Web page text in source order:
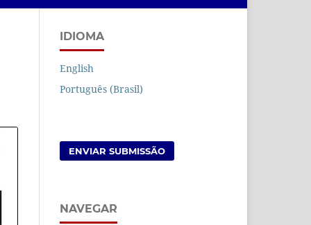
IDIOMA
English
Português (Brasil)
ENVIAR SUBMISSÃO
NAVEGAR